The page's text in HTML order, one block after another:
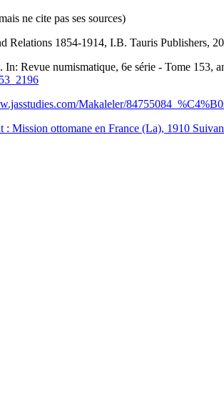
ne cite pas ses sources)
Relations 1854-1914, I.B. Tauris Publishers,
Revue numismatique, 6e série - Tome 153,
Makaleler/
: Mission ottomane en France (La), 1910